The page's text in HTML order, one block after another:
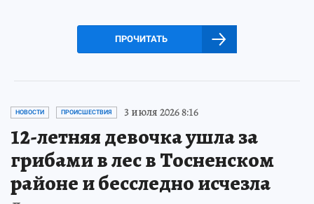
ПРОЧИТАТЬ
НОВОСТИ ПРОИСШЕСТВИЯ 3 июля 2026 8:16
12-летняя девочка ушла за
грибами в лес в Тосненском
районе и бесследно исчезла